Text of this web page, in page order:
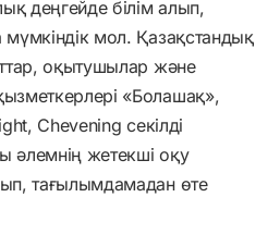
деңгейде білім алып,
мол. Қазақстандық
оқытушылар және
«Болашақ»,
Chevening секілді
әлемнің жетекші оқу
тағылымдамадан өте